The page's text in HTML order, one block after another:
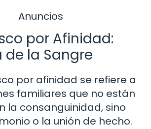
Anuncios
por Afinidad:
de la Sangre
por afinidad se refiere a
familiares que no están
la consanguinidad, sino
o la unión de hecho.